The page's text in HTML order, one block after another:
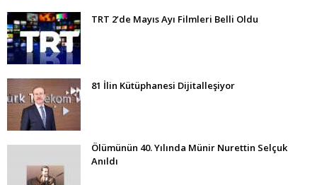
TRT 2’de Mayıs Ayı Filmleri Belli Oldu
81 İlin Kütüphanesi Dijitalleşiyor
Ölümünün 40. Yılında Münir Nurettin Selçuk
Anıldı